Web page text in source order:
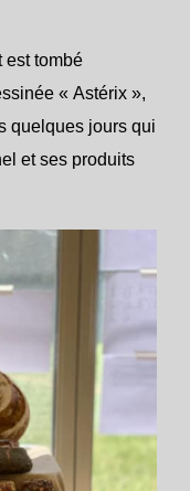
est tombé
« Astérix »,
quelques jours qui
et ses produits